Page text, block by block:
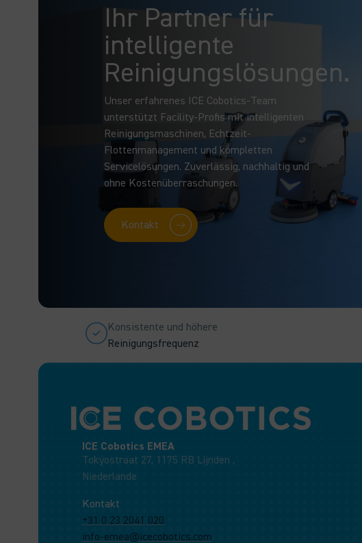
Ihr Partner für
intelligente
Reinigungslösungen.
Unser erfahrenes ICE Cobotics-Team
unterstützt Facility-Profis mit intelligenten
Reinigungsmaschinen, Echtzeit-
Flottenmanagement und kompletten
Servicelösungen. Zuverlässig, nachhaltig und
ohne Kostenüberraschungen.
Kontakt
Konsistente und höhere
Reinigungsfrequenz
ICE Cobotics EMEA
Tokyostraat 27, 1175 RB Lijnden ,
Niederlande
Kontakt
+31 0 23 2041 020
info-emea@icecobotics.com